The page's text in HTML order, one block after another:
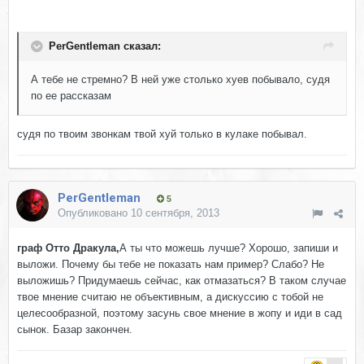
PerGentleman сказал:
А тебе не стремно? В ней уже столько хуев побывало, судя
по ее рассказам
судя по твоим звонкам твой хyй только в кулаке побывал.
PerGentleman 5
Опубликовано 10 сентября, 2013
граф Отто Дракула,А ты что можешь лучше? Хорошо, запиши и
выложи. Почему бы тебе не показать нам пример? Слабо? Не
выложишь? Придумаешь сейчас, как отмазаться? В таком случае
твое мнение считаю не объективным, а дискуссию с тобой не
целесообразной, поэтому засунь свое мнение в жопу и иди в сад
сынок. Базар закончен.